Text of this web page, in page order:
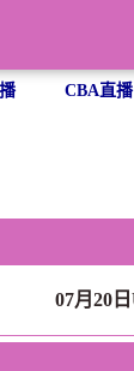
CBA直播
07月20